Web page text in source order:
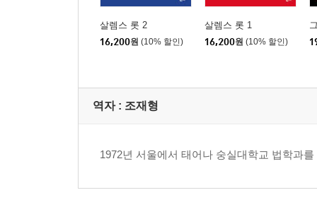
살렘스 롯 2
16,200원 (10% 할인)
살렘스 롯 1
16,200원 (10% 할인)
역자 : 조재형
1972년 서울에서 태어나 숭실대학교 법학과